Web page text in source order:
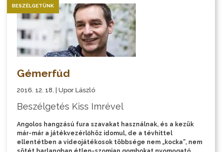
BESZÉLGETÜNK
Gémerfúd
2016. 12. 18. | Upor László
Beszélgetés Kiss Imrével
Angolos hangzású fura szavakat használnak, és a kezük
már-már a játékvezérlőhöz idomul, de a tévhittel
ellentétben a videojátékosok többsége nem „kocka”, nem